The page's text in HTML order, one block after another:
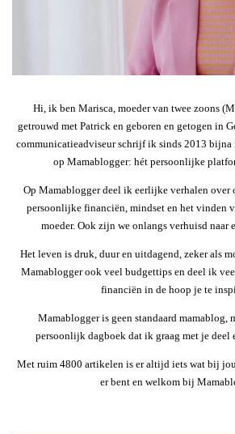
Hi, ik ben Marisca, moeder van twee zoons
getrouwd met Patrick en geboren en getogen in
communicatieadviseur schrijf ik sinds 2013 bijna
op Mamablogger: hét persoonlijke
Op Mamablogger deel ik eerlijke verhalen over
persoonlijke financiën, mindset en het vinden
moeder. Ook zijn we onlangs verhuisd naar
Het leven is druk, duur en uitdagend, zeker als
Mamablogger ook veel budgettips en deel ik
financiën in de hoop je te
Mamablogger is geen standaard mamablog,
persoonlijk dagboek dat ik graag met je deel
Met ruim 4800 artikelen is er altijd iets wat bij
er bent en welkom bij